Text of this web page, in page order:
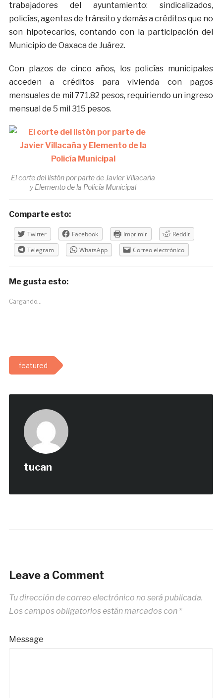
trabajadores del ayuntamiento: sindicalizados,
policías, agentes de tránsito y demás a créditos que no
son hipotecarios, contando con la participación del
Municipio de Oaxaca de Juárez.
Con plazos de cinco años, los policías municipales
acceden a créditos para vivienda con pagos
mensuales de mil 771.82 pesos, requiriendo un ingreso
mensual de 5 mil 315 pesos.
El corte del listón por parte de Javier Villacaña
y Elemento de la Policía Municipal
Comparte esto:
Twitter Facebook Imprimir
Reddit
Telegram
WhatsApp Correo electrónico
Me gusta esto:
Cargando...
featured
tucan
Leave a Comment
Tu dirección de correo electrónico no será publicada.
Los campos obligatorios están marcados con *
Message